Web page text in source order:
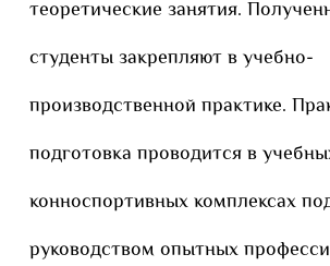
теоретические занятия.
студенты закрепляют в учебно-
производственной практике.
подготовка проводится в
конноспортивных комплексах
руководством опытных